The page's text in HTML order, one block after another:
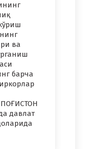
ва
барча
давлат